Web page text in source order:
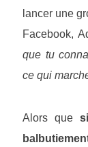
lancer une
Facebook,
que tu
ce qui
Alors que